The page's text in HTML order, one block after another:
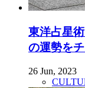
東洋占星
の運勢を
26 Jun, 2023